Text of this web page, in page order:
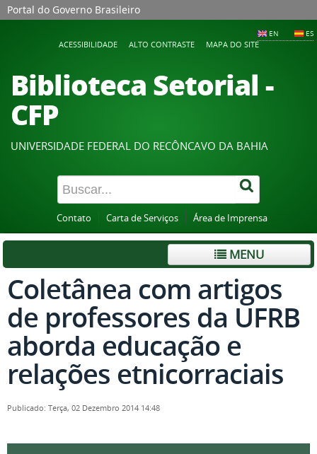
Portal do Governo Brasileiro
EN ES
ACESSIBILIDADE ALTO CONTRASTE MAPA DO SITE
Biblioteca Setorial -
CFP
UNIVERSIDADE FEDERAL DO RECÔNCAVO DA BAHIA
Contato Carta de Serviços Área de Imprensa
MENU
Coletânea com artigos
de professores da UFRB
aborda educação e
relações etnicorraciais
Publicado: Terça, 02 Dezembro 2014 14:48